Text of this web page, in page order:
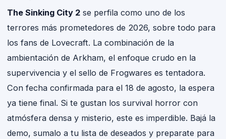
The Sinking City 2 se perfila como uno de los
terrores más prometedores de 2026, sobre todo para
los fans de Lovecraft. La combinación de la
ambientación de Arkham, el enfoque crudo en la
supervivencia y el sello de Frogwares es tentadora.
Con fecha confirmada para el 18 de agosto, la espera
ya tiene final. Si te gustan los survival horror con
atmósfera densa y misterio, este es imperdible. Bajá la
demo, sumalo a tu lista de deseados y preparate para